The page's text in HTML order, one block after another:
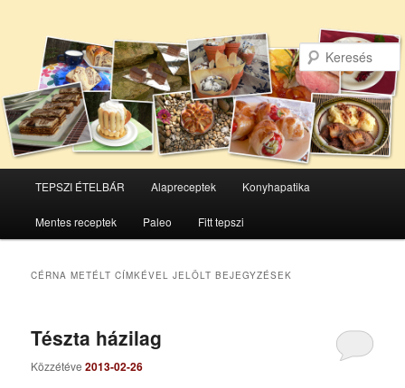
Tovább
az
elsődleges
Tovább
a
másodlagos
TEPSZI ÉTELBÁR Alapreceptek Konyhapatika
Mentes receptek Paleo Fitt tepszi
CÉRNA METÉLT CÍMKÉVEL JELÖLT BEJEGYZÉSEK
Tészta házilag
Közzétéve2013-02-26